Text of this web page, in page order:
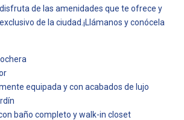
de las amenidades que te ofrece y
de la ciudad.¡Llámanos y conócela
equipada y con acabados de lujo
baño completo y walk-in closet